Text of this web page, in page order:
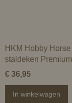
HKM Hobby Horse
staldeken Premium
€ 36,95
In winkelwagen